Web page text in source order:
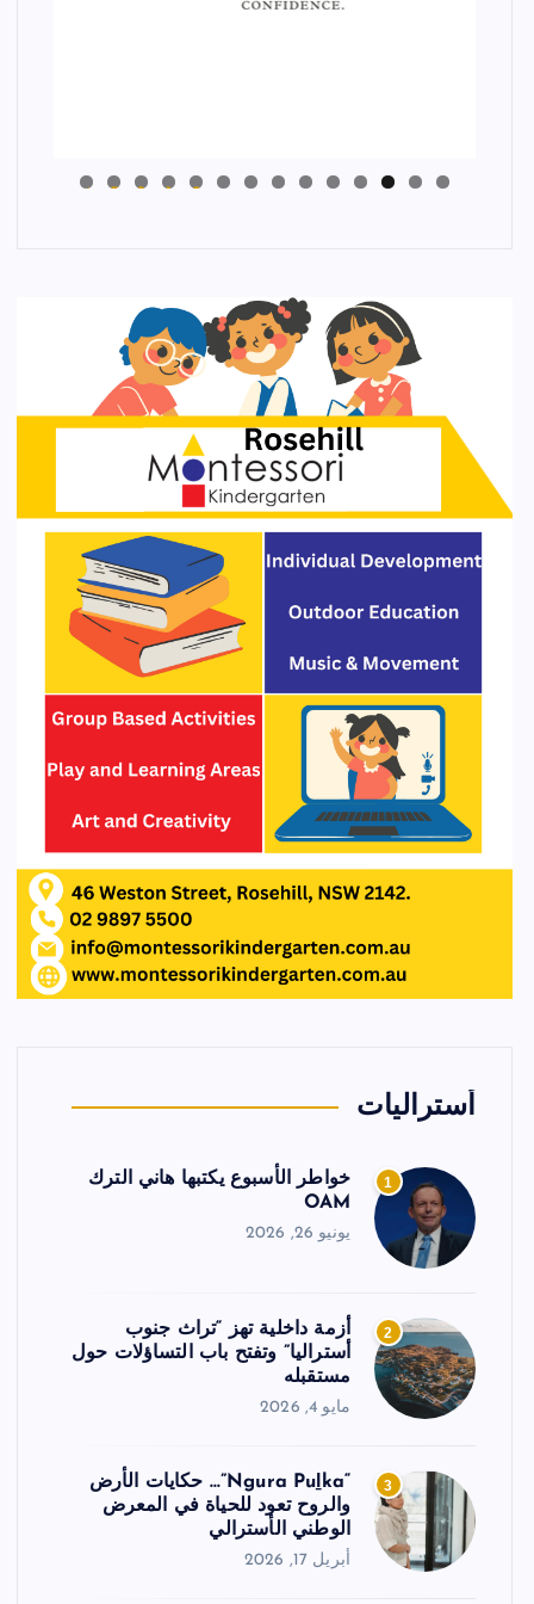
0
1
2
3
4
أستراليات
1
خواطر الأسبوع يكتبها هاني الترك
OAM
يونيو 26, 2026
2
أزمة داخلية تهز “تراث جنوب
أستراليا” وتفتح باب التساؤلات حول
مستقبله
مايو 4, 2026
3
“Ngura Puḻka”… حكايات الأرض
والروح تعود للحياة في المعرض
الوطني الأسترالي
أبريل 17, 2026